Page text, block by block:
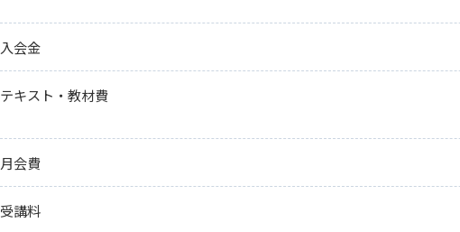
入会金
テキスト・教材費
月会費
受講料